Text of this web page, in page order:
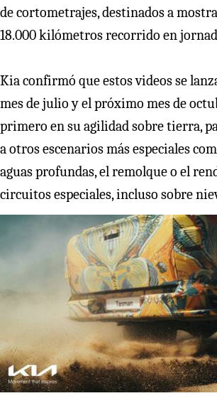
de cortometrajes, destinados a
18.000 kilómetros recorrido en
Kia confirmó que estos videos se
mes de julio y el próximo mes de
primero en su agilidad sobre tierra,
a otros escenarios más especiales
aguas profundas, el remolque o el
circuitos especiales, incluso sobre